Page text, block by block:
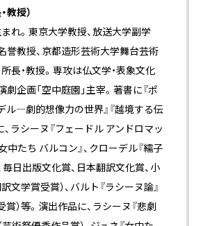
教授）
れ。東京大学教授、放送大学副学
誉教授、京都造形芸術大学舞台芸術
長・教授。専攻は仏文学・表象文化
劇企画「空中庭園」主宰。著書に『ポ
ル―劇的想像力の世界』『越境する伝
、ラシーヌ『フェードル アンドロマッ
女中たち バルコン』、クローデル『繻子
、毎日出版文化賞、日本翻訳文化賞、小
文学賞受賞）、バルト『ラシーヌ論』
賞）等。演出作品に、ラシーヌ『悲劇